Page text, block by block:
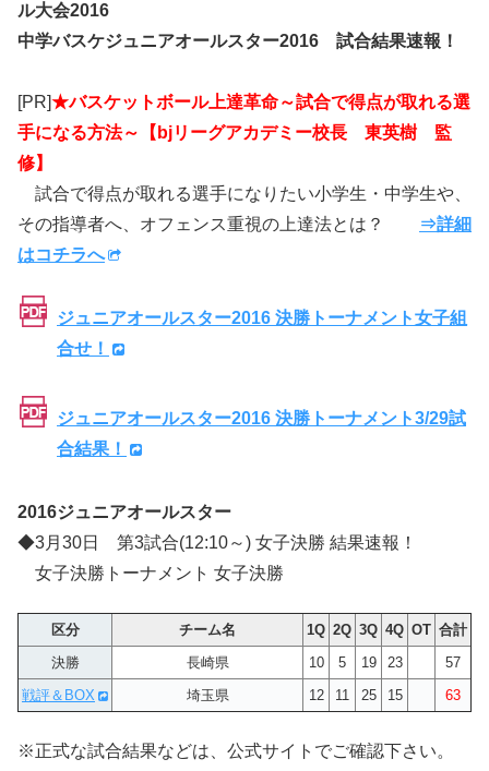
ル大会2016
中学バスケジュニアオールスター2016 試合結果速報！
[PR]★バスケットボール上達革命～試合で得点が取れる選
手になる方法～【bjリーグアカデミー校長 東英樹 監
修】
試合で得点が取れる選手になりたい小学生・中学生や、
その指導者へ、オフェンス重視の上達法とは？
⇒詳細
はコチラへ
ジュニアオールスター2016 決勝トーナメント女子組
合せ！
ジュニアオールスター2016 決勝トーナメント3/29試
合結果！
2016ジュニアオールスター
◆3月30日 第3試合(12:10～) 女子決勝 結果速報！
女子決勝トーナメント 女子決勝
区分 チーム名 1Q 2Q 3Q 4Q OT 合計
決勝
長崎県 10 5 19 23
57
戦評＆BOX
埼玉県 12 11 25 15 63
※正式な試合結果などは、公式サイトでご確認下さい。